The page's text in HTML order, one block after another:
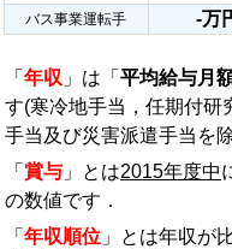
バス事業運転手 -万
「 年収 」は「 平均給与月
す(寒冷地手当，任期付研
手当及び災害派遣手当を
「 賞与 」とは2015年度中
の数値です．
「 年収順位 」とは年収が